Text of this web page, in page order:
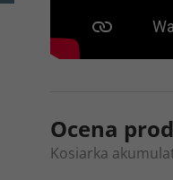
Ocena
Kosiarka